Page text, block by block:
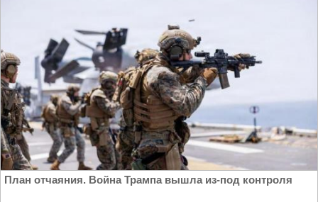
План отчаяния. Война Трампа вышла из-под контроля